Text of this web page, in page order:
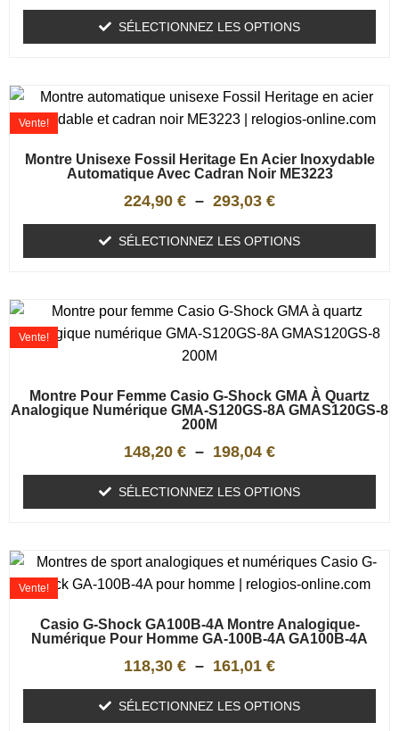
SÉLECTIONNEZ LES OPTIONS
Montre Unisexe Fossil Heritage En Acier Inoxydable
Automatique Avec Cadran Noir ME3223
Vente!
224,90 € – 293,03 €
SÉLECTIONNEZ LES OPTIONS
Montre Pour Femme Casio G-Shock GMA À Quartz
Analogique Numérique GMA-S120GS-8A GMAS120GS-8
200M
Vente!
148,20 € – 198,04 €
SÉLECTIONNEZ LES OPTIONS
Casio G-Shock GA100B-4A Montre Analogique-
Numérique Pour Homme GA-100B-4A GA100B-4A
Vente!
118,30 € – 161,01 €
SÉLECTIONNEZ LES OPTIONS